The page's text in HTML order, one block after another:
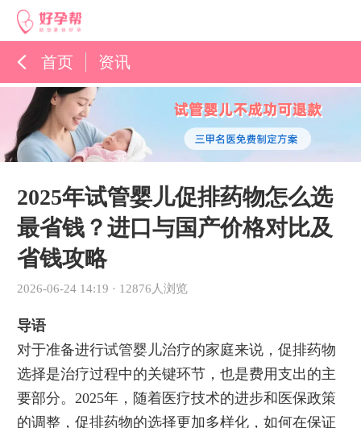
首页 资讯
孕育百科
综合资讯
2025年试管婴儿促排药物怎么选
最省钱？进口与国产价格对比及
省钱攻略
2026-06-24 14:19 · 12876人浏览
导语
对于准备进行试管婴儿治疗的家庭来说，促排药物
选择是治疗过程中的关键环节，也是费用支出的主
要部分。2025年，随着医疗技术的进步和医保政策
的调整，促排药物的选择更加多样化，如何在保证